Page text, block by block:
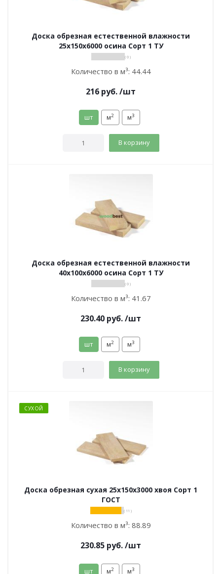
Доска обрезная естественной влажности
25х150х6000 осина Сорт 1 ТУ
( 0 )
Количество в м³: 44.44
216 руб./шт
шт м2 м3
В корзину
Доска обрезная естественной влажности
40х100х6000 осина Сорт 1 ТУ
( 0 )
Количество в м³: 41.67
230.40 руб./шт
шт м2 м3
В корзину
СУХОЙ
Доска обрезная сухая 25х150х3000 хвоя Сорт 1
ГОСТ
( 11 )
Количество в м³: 88.89
230.85 руб./шт
шт м2 м3